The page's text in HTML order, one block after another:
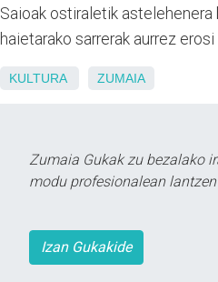
Saioak ostiraletik
haietarako sarrerak aurrez
KULTURA ZUMAIA
Zumaia Gukak zu bezalako
modu profesionalean
Izan Gukakide